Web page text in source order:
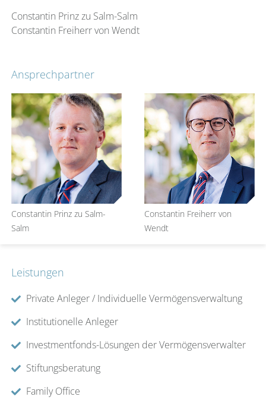
Constantin Prinz zu Salm-Salm
Constantin Freiherr von Wendt
Ansprechpartner
Constantin Prinz zu Salm-
Salm
Constantin Freiherr von
Wendt
Leistungen
Private Anleger / Individuelle Vermögensverwaltung
Institutionelle Anleger
Investmentfonds-Lösungen der Vermögensverwalter
Stiftungsberatung
Family Office